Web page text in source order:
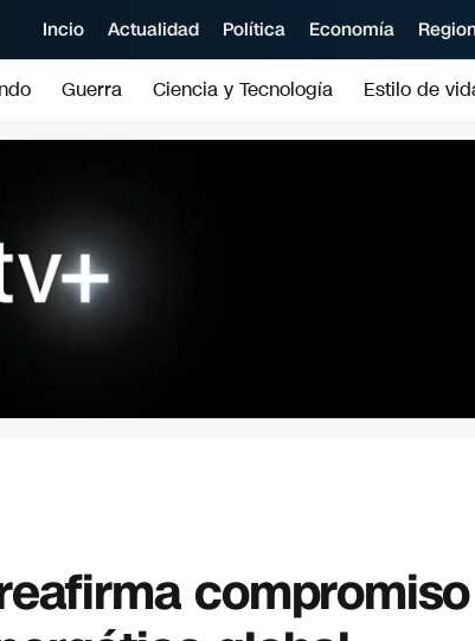
Incio Actualidad Política Economía
Guerra Ciencia y Tecnología Estilo de